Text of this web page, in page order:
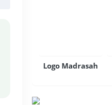
Logo Madrasah